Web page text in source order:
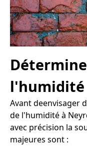
l'humidité
Avant deenvisager
de l'humidité à
avec précision la
majeures sont :